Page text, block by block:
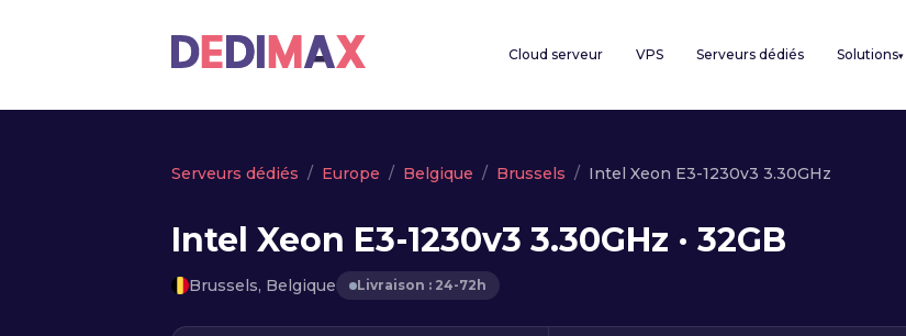
Cloud serveur VPS Serveurs dédiés Solutions▾
Serveurs dédiés Europe Belgique Brussels Intel Xeon E3-1230v3 3.30GHz
Intel Xeon E3-1230v3 3.30GHz · 32GB
Brussels, Belgique Livraison : 24-72h